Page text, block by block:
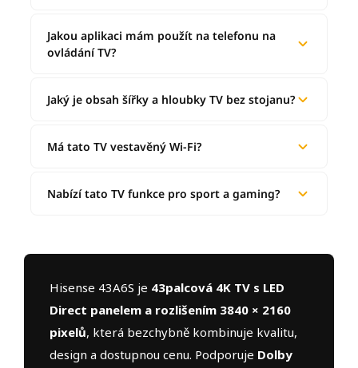
Jakou aplikaci mám použít na telefonu na
ovládání TV?
Jaký je obsah šířky a hloubky TV bez stojanu?
Má tato TV vestavěný Wi-Fi?
Nabízí tato TV funkce pro sport a gaming?
Hisense 43A6S je 43palcová 4K TV s LED
Direct panelem a rozlišením 3840 × 2160
pixelů, která bezchybně kombinuje kvalitu,
design a dostupnou cenu. Podporuje Dolby